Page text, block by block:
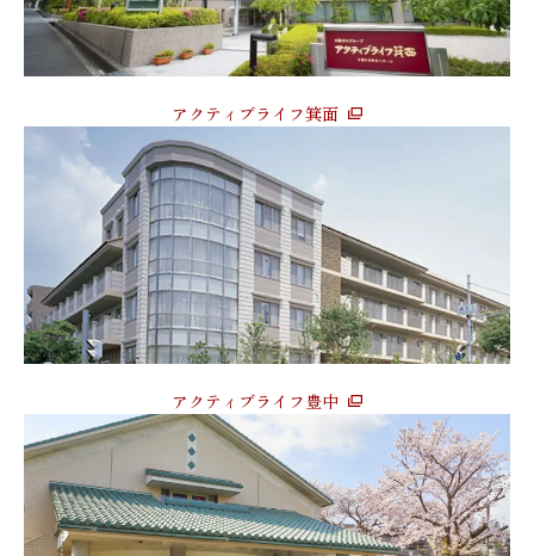
アクティブライフ箕面
アクティブライフ豊中